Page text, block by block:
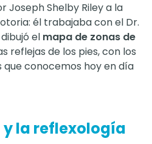
Joseph Shelby Riley a la
él trabajaba con el Dr.
el mapa de zonas de
reflejas de los pies, con los
conocemos hoy en día
y la reflexología